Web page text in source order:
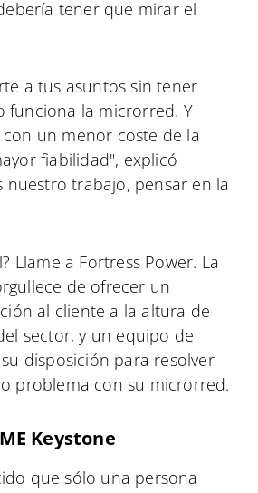
tener que mirar el
a tus asuntos sin tener
funciona la microrred. Y
un menor coste de la
fiabilidad", explicó
nuestro trabajo, pensar en la
Llame a Fortress Power. La
de ofrecer un
al cliente a la altura de
sector, y un equipo de
disposición para resolver
problema con su microrred.
Keystone
que sólo una persona